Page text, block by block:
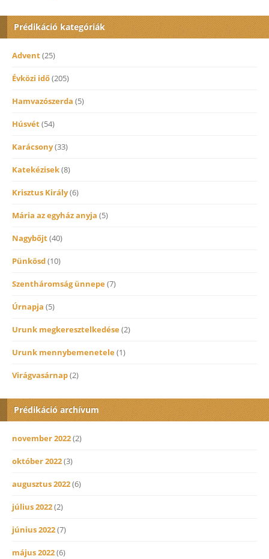
Prédikáció kategóriák
Advent(25)
Évközi idő(205)
Hamvazószerda (5)
Húsvét(54)
Karácsony(33)
Katekézisek(8)
Krisztus Király(6)
Mária az egyház anyja (5)
Nagybőjt(40)
Pünkösd(10)
Szentháromság ünnepe(7)
Úrnapja (5)
Urunk megkeresztelkedése(2)
Urunk mennybemenetele(1)
Virágvasárnap(2)
Prédikáció archívum
november 2022(2)
október 2022(3)
augusztus 2022(6)
július 2022(2)
június 2022(7)
május 2022(6)